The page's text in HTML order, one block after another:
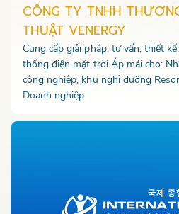
CÔNG TY TNHH
THUẬT VENERGY
Cung cấp giải pháp, tư vấn, thiết
thống điện mặt trời Áp mái cho:
công nghiệp, khu nghỉ dưỡng
Doanh nghiệp